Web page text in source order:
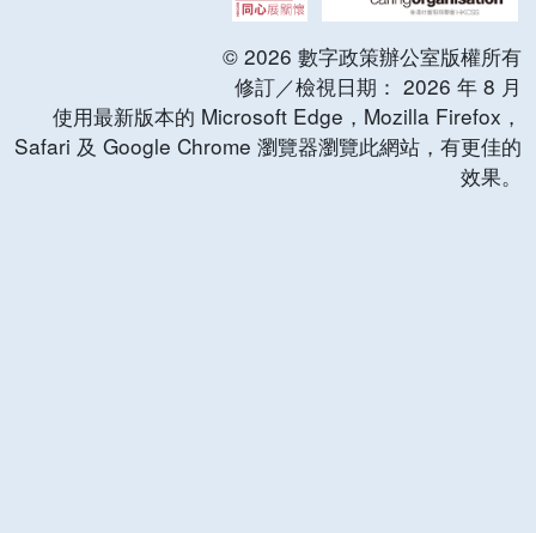
© 2026 數字政策辦公室版權所有
修訂／檢視日期： 2026 年 8 月
使用最新版本的 Microsoft Edge，Mozilla Firefox，
Safari 及 Google Chrome 瀏覽器瀏覽此網站，有更佳的
效果。